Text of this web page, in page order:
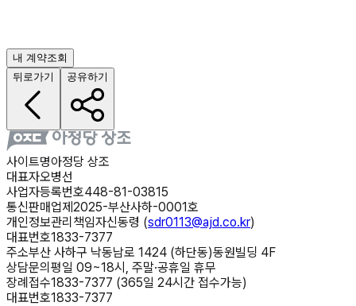
내 계약조회
뒤로가기
공유하기
사이트명아정당 상조
대표자오병선
사업자등록번호448-81-03815
통신판매업제2025-부산사하-0001호
개인정보관리책임자신동령 (sdr0113@ajd.co.kr)
대표번호1833-7377
주소부산 사하구 낙동남로 1424 (하단동)동원빌딩 4F
상담문의 평일 09~18시, 주말·공휴일 휴무
장례접수1833-7377 (365일 24시간 접수가능)
대표번호1833-7377